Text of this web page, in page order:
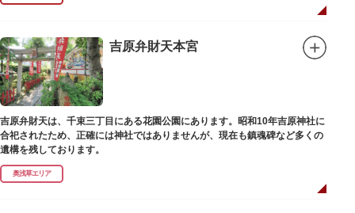
吉原弁財天本宮
吉原弁財天は、千束三丁目にある花園公園にあります。昭和10年吉原神社に
合祀されたため、正確には神社ではありませんが、現在も鎮魂碑など多くの
遺構を残しております。
奥浅草エリア